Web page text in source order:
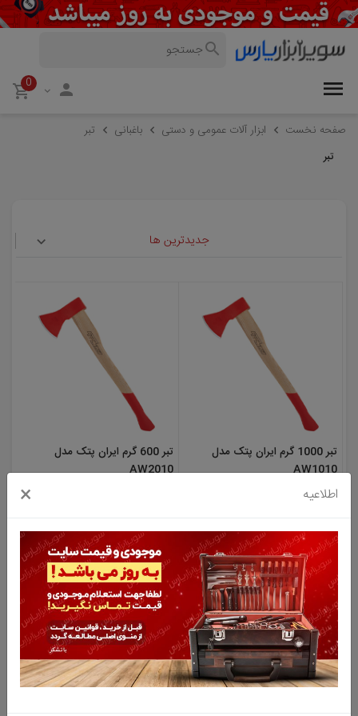
0
صفحه نخست ابزار آلات عمومی و دستی باغبانی تبر
تبر
جدیدترین ها
تبر 1000 گرم ایران پتک مدل
AW1010
تبر 600 گرم ایران پتک مدل
AW2010
اطلاعیه ×